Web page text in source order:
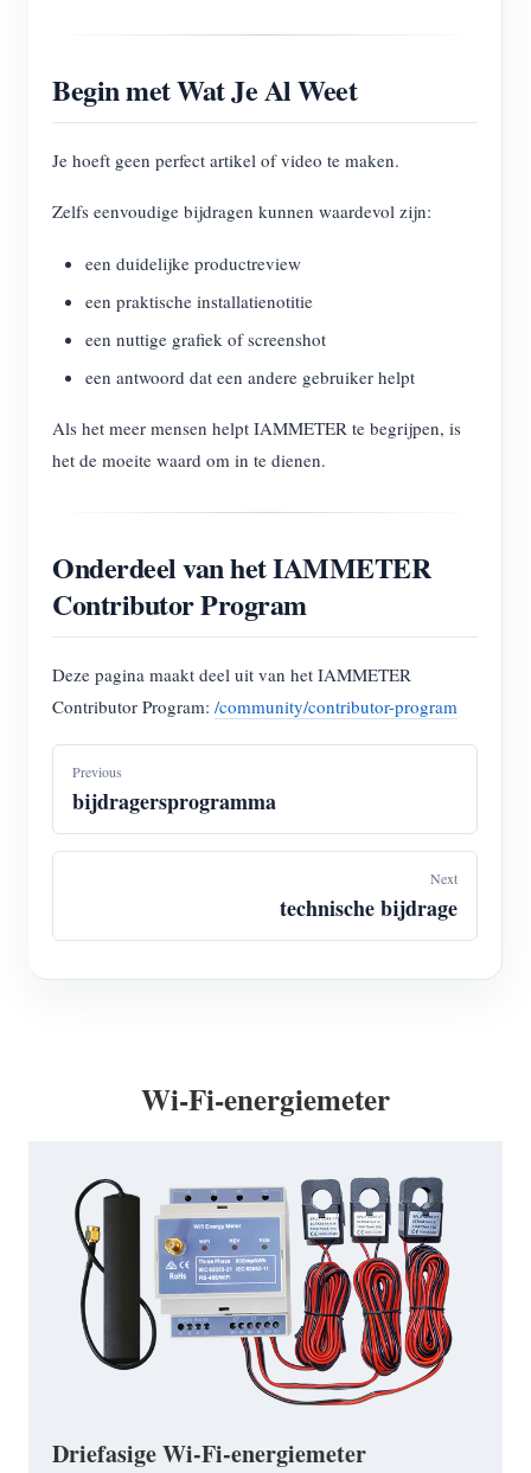
Begin met Wat Je Al Weet
Je hoeft geen perfect artikel of video te maken.
Zelfs eenvoudige bijdragen kunnen waardevol zijn:
een duidelijke productreview
een praktische installatienotitie
een nuttige grafiek of screenshot
een antwoord dat een andere gebruiker helpt
Als het meer mensen helpt IAMMETER te begrijpen, is
het de moeite waard om in te dienen.
Onderdeel van het IAMMETER
Contributor Program
Deze pagina maakt deel uit van het IAMMETER
Contributor Program: /community/contributor-program
Previous
bijdragersprogramma
Next
technische bijdrage
Wi-Fi-energiemeter
Driefasige Wi-Fi-energiemeter